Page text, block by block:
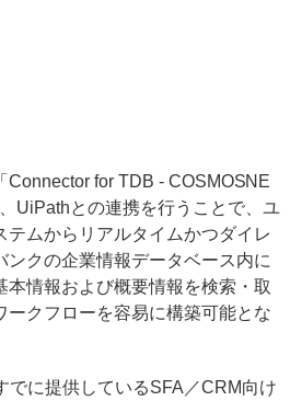
for TDB - COSMOSNE
UiPathとの連携を行うことで、ユ
テムからリアルタイムかつダイレ
ンクの企業情報データベース内に
本情報および概要情報を検索・取
ークフローを容易に構築可能とな
に提供しているSFA／CRM向け